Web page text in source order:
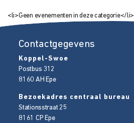
<li>Geen evenementen in deze categorie</li>
Contactgegevens
Koppel-Swoe
Postbus 312
8160 AH Epe
Bezoekadres centraal bureau
Stationsstraat 25
8161 CP Epe